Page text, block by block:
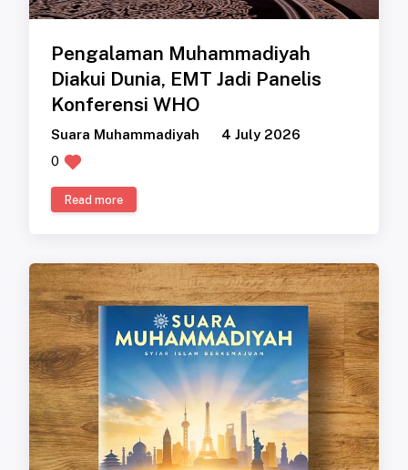
Pengalaman Muhammadiyah
Diakui Dunia, EMT Jadi Panelis
Konferensi WHO
Suara Muhammadiyah
4 July 2026
0
Read more